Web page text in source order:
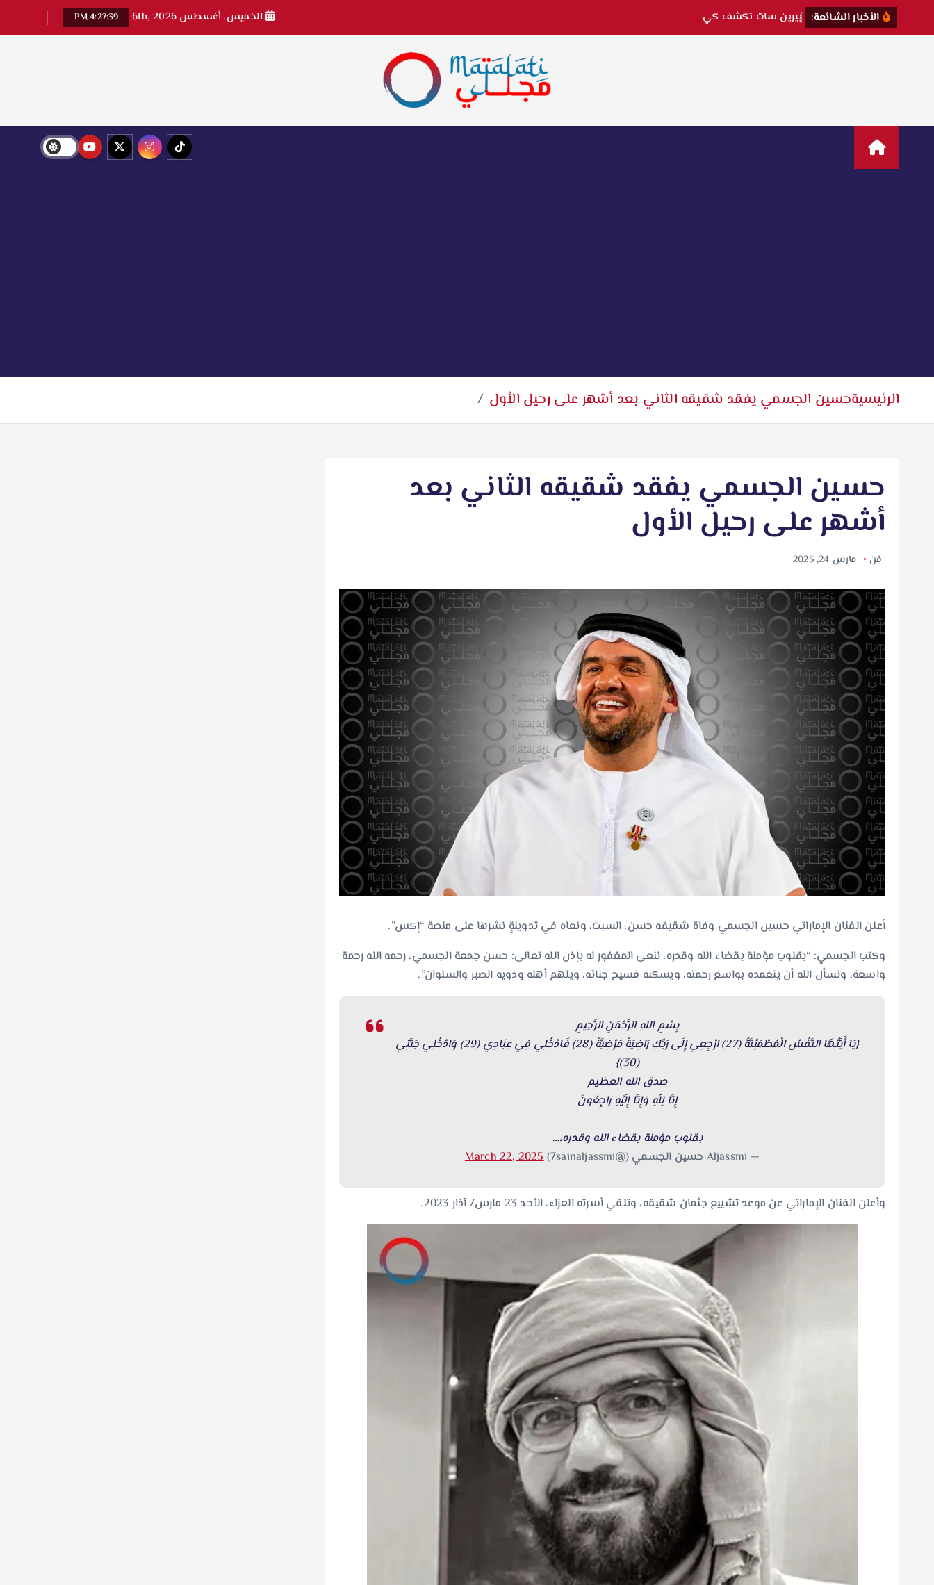
ل
و
الأخبار الشائعة: بيرين سات تكشف كيف الخميس. أغسطس 6th, 2026 4:27:41 PM
اخبار فنية وترفيهية
الرئيسيةحسين الجسمي يفقد شقيقه الثاني بعد أشهر على رحيل الأول
حسين الجسمي يفقد شقيقه الثاني بعد
أشهر على رحيل الأول
فن مارس 24, 2025
أعلن الفنان الإماراتي حسين الجسمي وفاة شقيقه حسن، السبت، ونعاه في تدوينةٍ نشرها على منصة “إكس”.
وكتب الجسمي: “بقلوب مؤمنة بقضاء الله وقدره، ننعى المغفور له بإذن الله تعالى: حسن جمعة الجسمي، رحمه الله رحمة
واسعة، ونسأل الله أن يتغمده بواسع رحمته، ويسكنه فسيح جناته، ويلهم أهله وذويه الصبر والسلوان”.
بِسْمِ اللهِ الرَّحْمَنِ الرَّحِيمِ
{يَا أَيَّتُهَا النَّفْسُ الْمُطْمَئِنَّةُ (27) ارْجِعِي إِلَى رَبِّكِ رَاضِيَةً مَرْضِيَّةً (28) فَادْخُلِي فِي عِبَادِي (29) وَادْخُلِي جَنَّتِي
(30)}
صدق الله العظيم
إِنَّا لِلّهِ وَإِنَّا إِلَيْهِ رَاجِعُونَ
بقلوب مؤمنة بقضاء الله وقدره،…
— Aljassmi حسين الجسمي (@7sainaljassmi)
March 22, 2025
وأعلن الفنان الإماراتي عن موعد تشييع جثمان شقيقه، وتلقي أسرته العزاء، الأحد 23 مارس/ آذار 2023.